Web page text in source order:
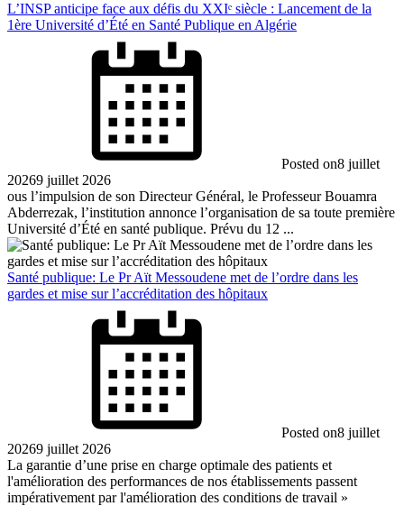
L’INSP anticipe face aux défis du XXIᵉ siècle : Lancement de la
1ère Université d’Été en Santé Publique en Algérie
Posted on8 juillet
20269 juillet 2026
ous l’impulsion de son Directeur Général, le Professeur Bouamra
Abderrezak, l’institution annonce l’organisation de sa toute première
Université d’Été en santé publique. Prévu du 12 ...
Santé publique: Le Pr Aït Messoudene met de l’ordre dans les
gardes et mise sur l’accréditation des hôpitaux
Posted on8 juillet
20269 juillet 2026
La garantie d’une prise en charge optimale des patients et
l'amélioration des performances de nos établissements passent
impérativement par l'amélioration des conditions de travail »